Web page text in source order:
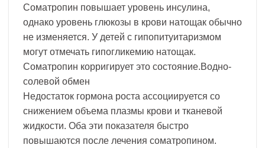
Соматропин повышает уровень инсулина,
однако уровень глюкозы в крови натощак обычно
не изменяется. У детей с гипопитуитаризмом
могут отмечать гипогликемию натощак.
Соматропин корригирует это состояние.Водно-
солевой обмен
Недостаток гормона роста ассоциируется со
снижением объема плазмы крови и тканевой
жидкости. Оба эти показателя быстро
повышаются после лечения соматропином.